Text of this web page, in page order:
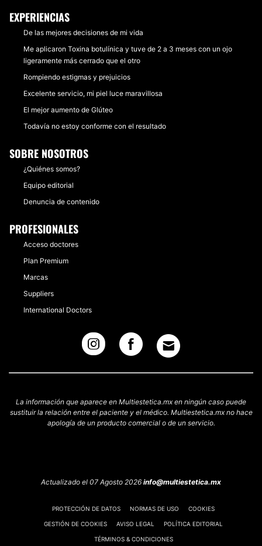
EXPERIENCIAS
De las mejores decisiones de mi vida
Me aplicaron Toxina botulínica y tuve de 2 a 3 meses con un ojo
ligeramente más cerrado que el otro
Rompiendo estigmas y prejuicios
Excelente servicio, mi piel luce maravillosa
El mejor aumento de Glúteo
Todavía no estoy conforme con el resultado
SOBRE NOSOTROS
¿Quiénes somos?
Equipo editorial
Denuncia de contenido
PROFESIONALES
Acceso doctores
Plan Premium
Marcas
Suppliers
International Doctors
La información que aparece en Multiestetica.mx en ningún caso puede
sustituir la relación entre el paciente y el médico. Multiestetica.mx no hace
apología de un producto comercial o de un servicio.
Actualizado el 07 Agosto 2026 info@multiestetica.mx
PROTECCIÓN DE DATOS NORMAS DE USO COOKIES
GESTIÓN DE COOKIES AVISO LEGAL POLÍTICA EDITORIAL
TÉRMINOS & CONDICIONES